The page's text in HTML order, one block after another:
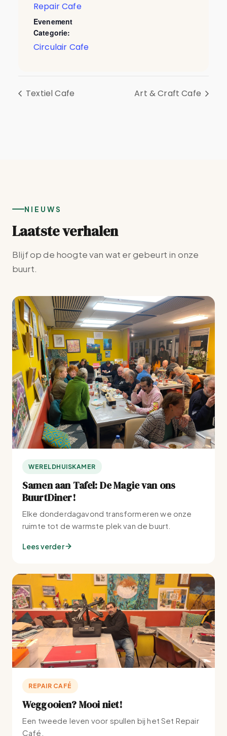
Repair Cafe
Evenement
Categorie:
Circulair Cafe
Textiel Cafe Art & Craft Cafe
NIEUWS
Laatste verhalen
Blijf op de hoogte van wat er gebeurt in onze
buurt.
WERELDHUISKAMER
Samen aan Tafel: De Magie van ons
BuurtDiner!
Elke donderdagavond transformeren we onze
ruimte tot de warmste plek van de buurt.
Lees verder
REPAIR CAFÉ
Weggooien? Mooi niet!
Een tweede leven voor spullen bij het Set Repair
Café.